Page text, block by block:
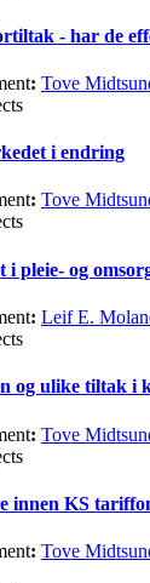
- har de
: Tove
i endring
: Tove
pleie- og
: Leif E.
og ulike tiltak i
: Tove
innen KS
: Tove